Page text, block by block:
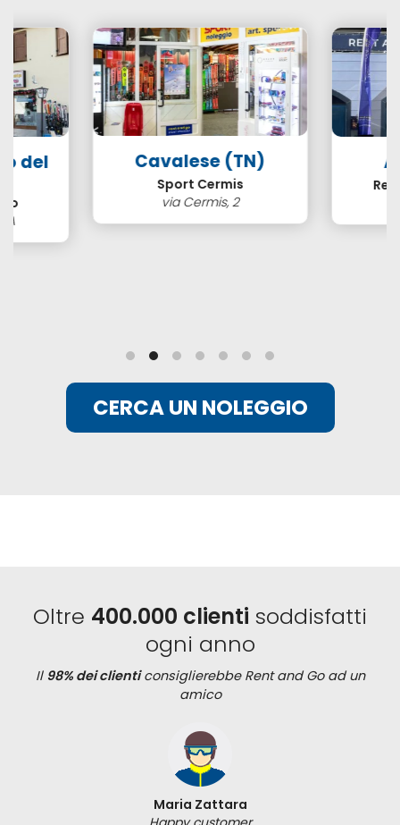
del
A
Cavalese (TN)
Sport Cermis
via Cermis, 2
CERCA UN NOLEGGIO
Oltre 400.000 clienti soddisfatti
ogni anno
Il 98% dei clienticonsiglierebbe Rent and Go ad un
amico
Maria Zattara